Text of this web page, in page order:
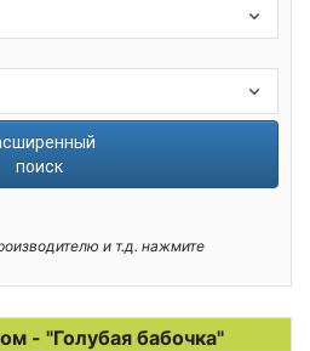
поиск
и т.д. нажмите
- "Голубая бабочка"